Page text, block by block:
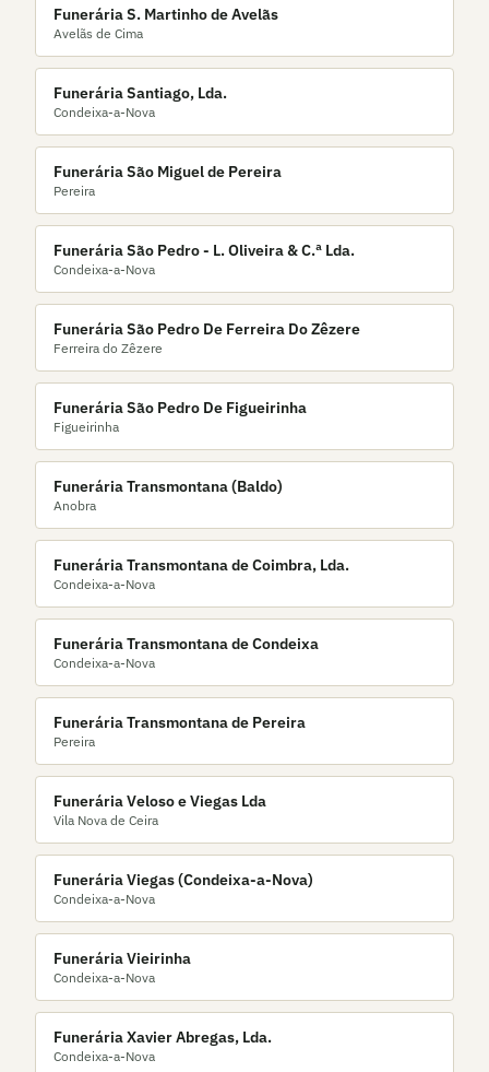
Funerária S. Martinho de Avelãs
Avelãs de Cima
Funerária Santiago, Lda.
Condeixa-a-Nova
Funerária São Miguel de Pereira
Pereira
Funerária São Pedro - L. Oliveira & C.ª Lda.
Condeixa-a-Nova
Funerária São Pedro De Ferreira Do Zêzere
Ferreira do Zêzere
Funerária São Pedro De Figueirinha
Figueirinha
Funerária Transmontana (Baldo)
Anobra
Funerária Transmontana de Coimbra, Lda.
Condeixa-a-Nova
Funerária Transmontana de Condeixa
Condeixa-a-Nova
Funerária Transmontana de Pereira
Pereira
Funerária Veloso e Viegas Lda
Vila Nova de Ceira
Funerária Viegas (Condeixa-a-Nova)
Condeixa-a-Nova
Funerária Vieirinha
Condeixa-a-Nova
Funerária Xavier Abregas, Lda.
Condeixa-a-Nova